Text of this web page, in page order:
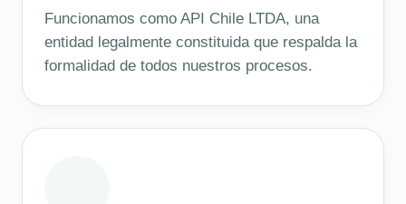
Funcionamos como API Chile LTDA, una
entidad legalmente constituida que respalda la
formalidad de todos nuestros procesos.